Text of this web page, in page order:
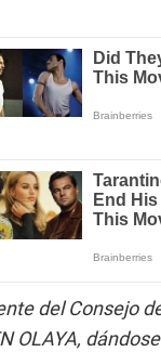
del Consejo
OLAYA,